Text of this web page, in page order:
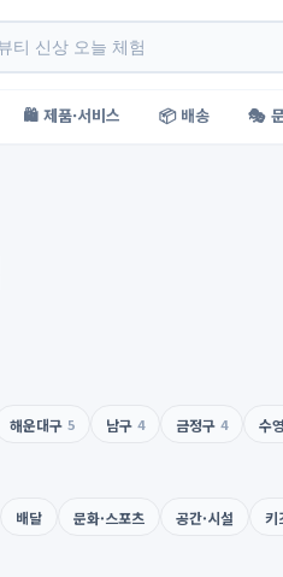
🛍️ 제품·서비스 📦 배송 🎭
해운대구 5 남구 4 금정구 4 수영
배달 문화·스포츠 공간·시설 키